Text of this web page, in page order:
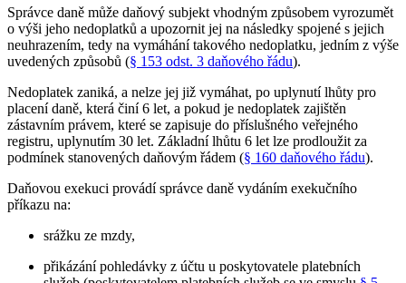
Správce daně může daňový subjekt vhodným způsobem vyrozumět
o výši jeho nedoplatků a upozornit jej na následky spojené s jejich
neuhrazením, tedy na vymáhání takového nedoplatku, jedním z výše
uvedených způsobů (§ 153 odst. 3 daňového řádu).
Nedoplatek zaniká, a nelze jej již vymáhat, po uplynutí lhůty pro
placení daně, která činí 6 let, a pokud je nedoplatek zajištěn
zástavním právem, které se zapisuje do příslušného veřejného
registru, uplynutím 30 let. Základní lhůtu 6 let lze prodloužit za
podmínek stanovených daňovým řádem (§ 160 daňového řádu).
Daňovou exekuci provádí správce daně vydáním exekučního
příkazu na:
srážku ze mzdy,
přikázání pohledávky z účtu u poskytovatele platebních